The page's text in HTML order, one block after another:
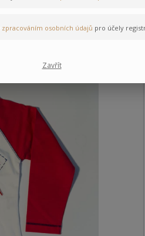
zpracováním osobních údajů pro účely
Zavřít